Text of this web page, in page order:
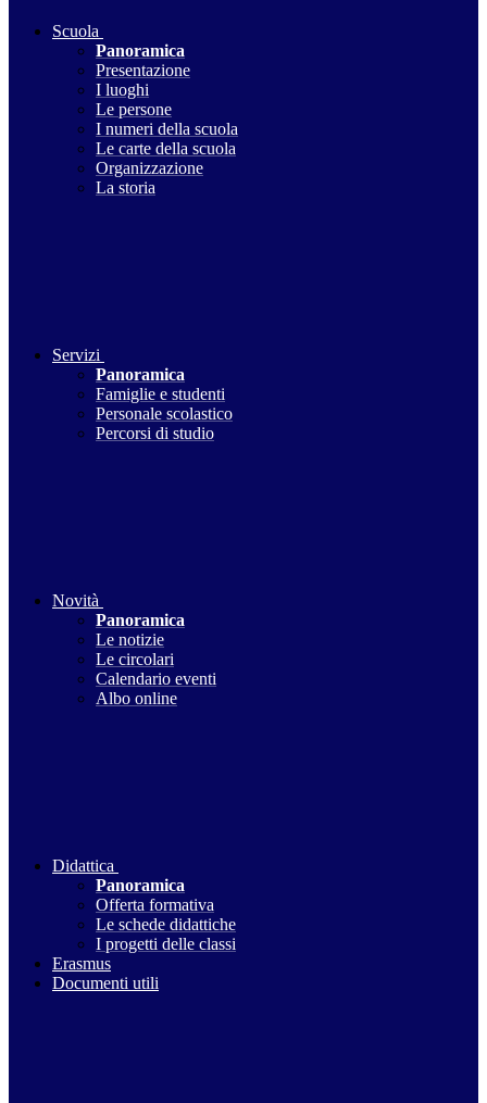
Scuola
Panoramica
Presentazione
I luoghi
Le persone
I numeri della scuola
Le carte della scuola
Organizzazione
La storia
Servizi
Panoramica
Famiglie e studenti
Personale scolastico
Percorsi di studio
Novità
Panoramica
Le notizie
Le circolari
Calendario eventi
Albo online
Didattica
Panoramica
Offerta formativa
Le schede didattiche
I progetti delle classi
Erasmus
Documenti utili